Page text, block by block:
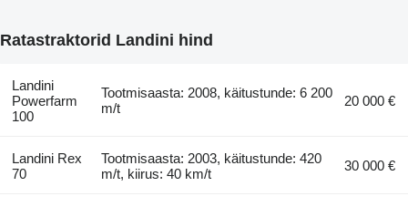
Ratastraktorid Landini hind
Landini
Powerfarm
100
Tootmisaasta: 2008, käitustunde: 6 200
m/t
20 000 €
Landini Rex
70
Tootmisaasta: 2003, käitustunde: 420
m/t, kiirus: 40 km/t
30 000 €